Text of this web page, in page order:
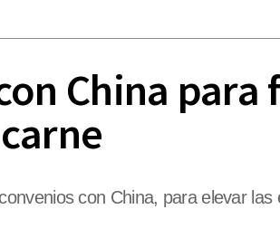
China
con China, para elevar